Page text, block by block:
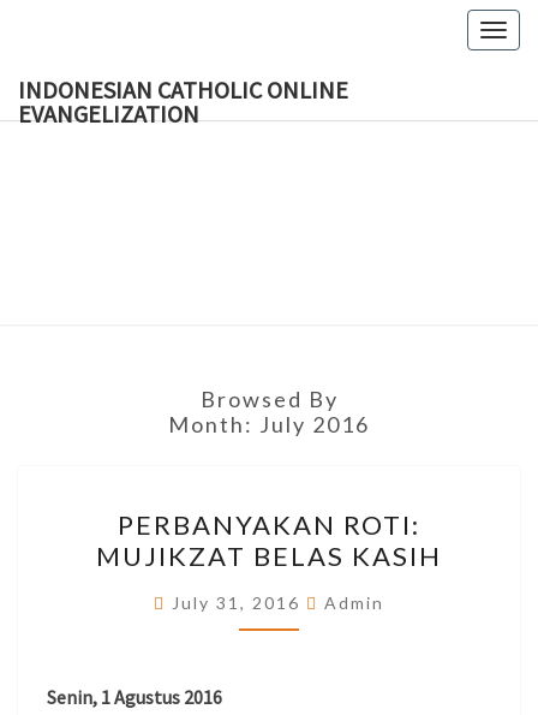
content
INDONESIAN CATHOLIC ONLINE
EVANGELIZATION
Browsed By
Month: July 2016
ROTI:
MUJIKZAT
BELAS
KASIH
PERBANYAKAN ROTI:
MUJIKZAT BELAS KASIH
July 31, 2016 Admin
Senin, 1 Agustus 2016